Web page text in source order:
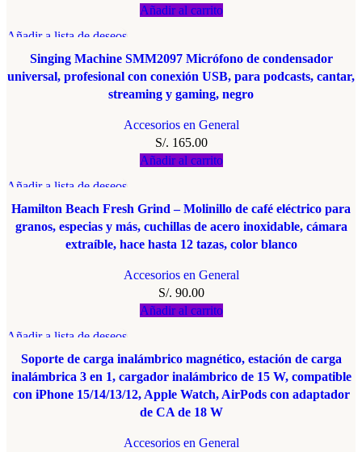
Añadir al carrito
Añadir a lista de deseos
Singing Machine SMM2097 Micrófono de condensador
universal, profesional con conexión USB, para podcasts, cantar,
streaming y gaming, negro
Accesorios en General
S/. 165.00
Añadir al carrito
Añadir a lista de deseos
Hamilton Beach Fresh Grind – Molinillo de café eléctrico para
granos, especias y más, cuchillas de acero inoxidable, cámara
extraíble, hace hasta 12 tazas, color blanco
Accesorios en General
S/. 90.00
Añadir al carrito
Añadir a lista de deseos
Soporte de carga inalámbrico magnético, estación de carga
inalámbrica 3 en 1, cargador inalámbrico de 15 W, compatible
con iPhone 15/14/13/12, Apple Watch, AirPods con adaptador
de CA de 18 W
Accesorios en General